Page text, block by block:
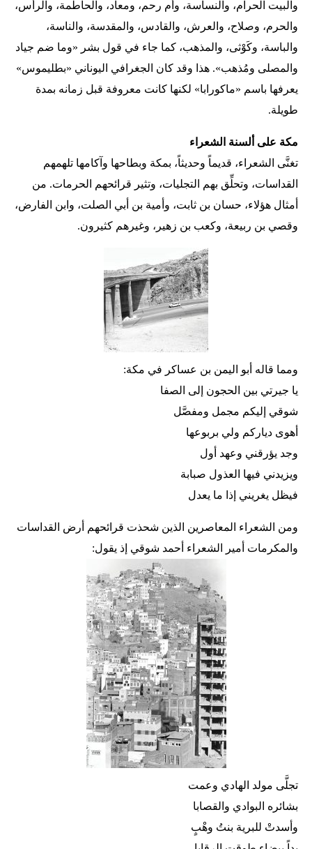
والبيت الحرام، والنساسة، وأم رحم، ومعاد، والحاطمة، والرأس،
والحرم، وصلاح، والعرش، والقادس، والمقدسة، والناسة،
والباسة، وكَوْثى، والمذهب، كما جاء في قول بشر «وما ضم جياد
والمصلى ومُذهب». هذا وقد كان الجغرافي اليوناني «بطليموس»
يعرفها باسم «ماكورابا» لكنها كانت معروفة قبل زمانه بمدة
طويلة.
مكة على ألسنة الشعراء
تغنَّى الشعراء، قديماً وحديثاً، بمكة وبطاحها وآكامها تلهمهم
القداسات، وتحلِّق بهم التجليات، وتثير قرائحهم الحرمات. من
أمثال هؤلاء، حسان بن ثابت، وأمية بن أبي الصلت، وابن الفارض،
وقصي بن ربيعة، وكعب بن زهير، وغيرهم كثيرون.
ومما قاله أبو اليمن بن عساكر في مكة:
يا جيرتي بين الحجون إلى الصفا
شوقي إليكم مجمل ومفصَّل
أهوى دياركم ولي بربوعها
وجد يؤرقني وعهد أول
ويزيدني فيها العذول صبابة
فيظل يغريني إذا ما يعدل
ومن الشعراء المعاصرين الذين شحذت قرائحهم أرض القداسات
والمكرمات أمير الشعراء أحمد شوقي إذ يقول:
تجلَّى مولد الهادي وعمت
بشائره البوادي والقصابا
وأسدتْ للبرية بنتُ وهْبٍ